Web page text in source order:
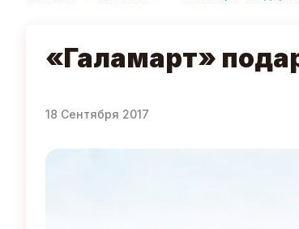
«Галамарт»
18 Сентября 2017